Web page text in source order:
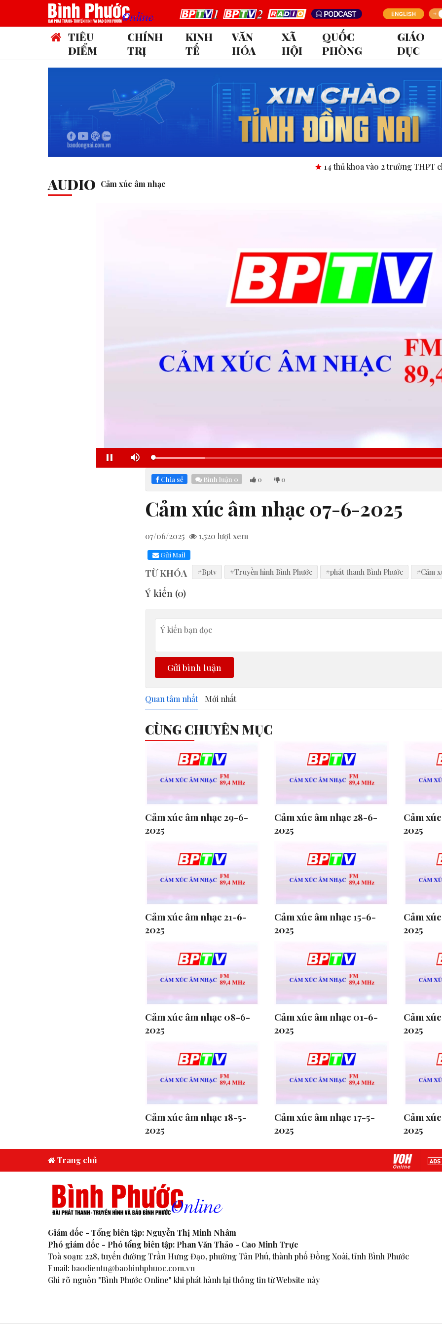
TIÊU
ĐIỂM
CHÍNH
TRỊ
KINH
TẾ
VĂN
HÓA
XÃ
HỘI
QUỐC
PHÒNG
GIÁO
DỤC
14 thủ khoa vào 2 trường THPT chuyên
AUDIO Cảm xúc âm nhạc
Pause Mute Loaded:
33.64%
Chia sẻ Bình luận 0 0 0
Cảm xúc âm nhạc 07-6-2025
07/06/2025 1,520 lượt xem
Gửi Mail
TỪ KHÓA #Bptv #Truyền hình Bình Phước #phát thanh Bình Phước #Cảm
Ý kiến (0)
Gửi bình luận
Quan tâm nhất Mới nhất
CÙNG CHUYÊN MỤC
Cảm xúc âm nhạc 29-6-
2025
Cảm xúc âm nhạc 28-6-
2025
Cảm
2025
Cảm xúc âm nhạc 21-6-
2025
Cảm xúc âm nhạc 15-6-
2025
Cảm
2025
Cảm xúc âm nhạc 08-6-
2025
Cảm xúc âm nhạc 01-6-
2025
Cảm
2025
Cảm xúc âm nhạc 18-5-
2025
Cảm xúc âm nhạc 17-5-
2025
Cảm
2025
Trang chủ
Giám đốc - Tổng biên tập: Nguyễn Thị Minh Nhâm
Phó giám đốc - Phó tổng biên tập: Phan Văn Thảo - Cao Minh Trực
Toà soạn: 228, tuyến đường Trần Hưng Đạo, phường Tân Phú, thành phố Đồng Xoài, tỉnh Bình Phước
Email: baodientu@baobinhphuoc.com.vn
Ghi rõ nguồn "Bình Phước Online" khi phát hành lại thông tin từ Website này